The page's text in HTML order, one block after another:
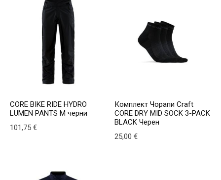
CORE BIKE RIDE HYDRO
LUMEN PANTS M черни
101,75 €
This product has multiple variants. The options may
Комплект Чорапи Craft
CORE DRY MID SOCK 3-PACK
BLACK Черен
25,00€